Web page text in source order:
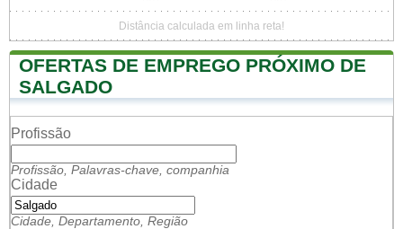
Distância calculada em linha reta!
OFERTAS DE EMPREGO PRÓXIMO DE
SALGADO
Profissão
Profissão, Palavras-chave, companhia
Cidade
Cidade, Departamento, Região